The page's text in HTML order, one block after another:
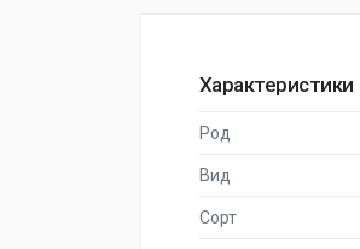
Характеристики
Род
Вид
Сорт